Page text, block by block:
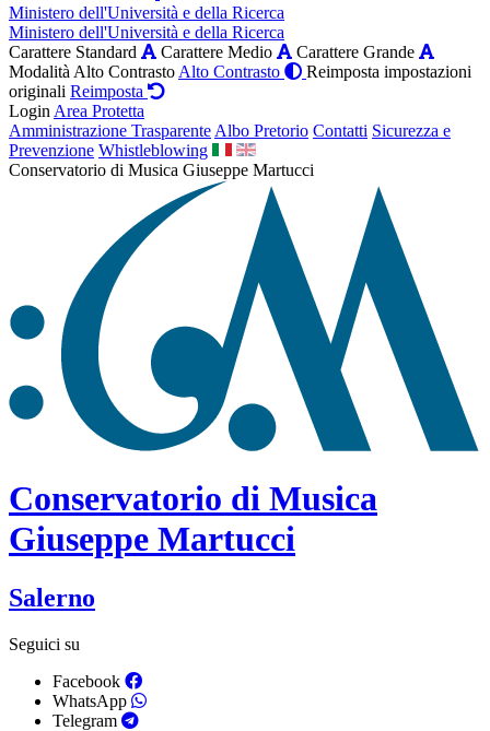
Ministero dell'Università e della Ricerca
Ministero dell'Università e della Ricerca
Carattere Standard
Carattere Medio
Carattere Grande
Modalità Alto Contrasto Alto Contrasto
Reimposta impostazioni
originali Reimposta
Login Area Protetta
Amministrazione Trasparente Albo Pretorio Contatti Sicurezza e
Prevenzione Whistleblowing
Conservatorio di Musica Giuseppe Martucci
Conservatorio di Musica
Giuseppe Martucci
Salerno
Seguici su
Facebook
WhatsApp
Telegram